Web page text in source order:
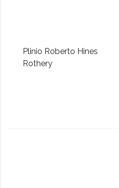
Plinio Roberto Hines
Rothery